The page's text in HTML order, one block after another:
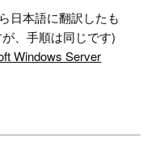
日本語に翻訳したも
、手順は同じです)
Windows Server